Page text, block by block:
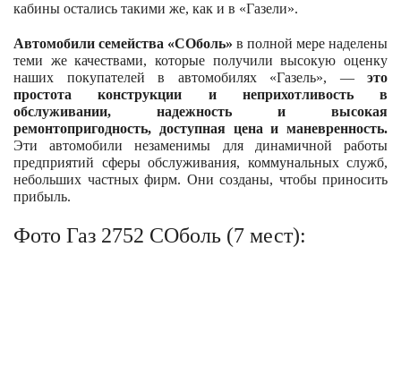
кабины остались такими же, как и в «Газели».
Автомобили семейства «СОболь» в полной мере наделены
теми же качествами, которые получили высокую оценку
наших покупателей в автомобилях «Газель», — это
простота конструкции и неприхотливость в
обслуживании, надежность и высокая
ремонтопригодность, доступная цена и маневренность.
Эти автомобили незаменимы для динамичной работы
предприятий сферы обслуживания, коммунальных служб,
небольших частных фирм. Они созданы, чтобы приносить
прибыль.
Фото Газ 2752 СОболь (7 мест):